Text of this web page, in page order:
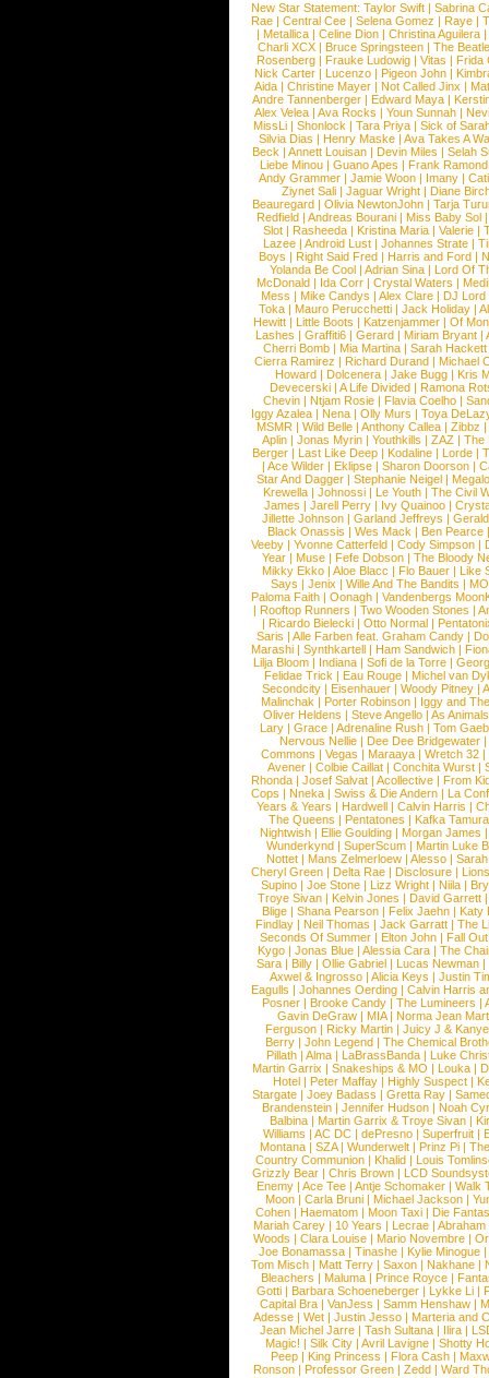
New Star Statement: Taylor Swift | Sabrina
Rae |Central Cee |Selena Gomez |Raye |
| Metallica | Celine Dion | Christina Aguilera |
Charli XCX |Bruce Springsteen |The
Rosenberg | Frauke Ludowig | Vitas | Frida
Nick Carter | Lucenzo | Pigeon John |
Aida |Christine Mayer |Not Called Jinx |
Andre Tannenberger | Edward Maya |
Alex Velea | Ava Rocks | Youn Sunnah |
MissLi | Shonlock | Tara Priya | Sick of
Silvia Dias |Henry Maske |Ava Takes A
Beck |Annett Louisan |Devin Miles |Selah
Liebe Minou |Guano Apes |Frank Ramond
Andy Grammer |Jamie Woon | Imany |
Ziynet Sali |Jaguar Wright |Diane
Beauregard |Olivia NewtonJohn |Tarja
Redfield | Andreas Bourani | Miss Baby Sol
Slot | Rasheeda | Kristina Maria | Valerie |
Lazee | Android Lust | Johannes Strate |
Boys | Right Said Fred | Harris and Ford |
Yolanda Be Cool |Adrian Sina |Lord Of
McDonald | Ida Corr |Crystal Waters |
Mess | Mike Candys | Alex Clare | DJ Lord
Toka | Mauro Perucchetti | Jack Holiday |
Hewitt |Little Boots |Katzenjammer |Of
Lashes |Graffiti6 |Gerard |Miriam Bryant |
Cherri Bomb | Mia Martina | Sarah Hackett
Cierra Ramirez | Richard Durand | Michael
Howard |Dolcenera |Jake Bugg |Kris
Devecerski |A Life Divided |Ramona
Chevin |Ntjam Rosie |Flavia Coelho |
Iggy Azalea | Nena | Olly Murs | Toya
MSMR |Wild Belle |Anthony Callea |Zibbz
Aplin | Jonas Myrin | Youthkills | ZAZ | The
Berger |Last Like Deep |Kodaline |Lorde |
|Ace Wilder |Eklipse |Sharon Doorson |
Star And Dagger | Stephanie Neigel |
Krewella | Johnossi | Le Youth | The Civil
James | Jarell Perry | Ivy Quainoo |
Jillette Johnson | Garland Jeffreys |
Black Onassis | Wes Mack | Ben Pearce
Veeby | Yvonne Catterfeld | Cody Simpson |
Year |Muse |Fefe Dobson |The Bloody
Mikky Ekko | Aloe Blacc | Flo Bauer | Like
Says | Jenix | Wille And The Bandits | MO
Paloma Faith |Oonagh |Vandenbergs
|Rooftop Runners |Two Wooden Stones |
| Ricardo Bielecki | Otto Normal |
Saris | Alle Farben feat. Graham Candy |
Marashi | Synthkartell | Ham Sandwich |
Lilja Bloom | Indiana | Sofi de la Torre |
Felidae Trick | Eau Rouge | Michel van
Secondcity |Eisenhauer |Woody Pitney |
Malinchak |Porter Robinson | Iggy and
Oliver Heldens |Steve Angello |As Animals
Lary | Grace | Adrenaline Rush | Tom
Nervous Nellie | Dee Dee Bridgewater |
Commons |Vegas |Maraaya |Wretch 32 |
Avener | Colbie Caillat | Conchita Wurst |
Rhonda | Josef Salvat | Acollective | From
Cops | Nneka | Swiss & Die Andern | La
Years & Years |Hardwell |Calvin Harris |
The Queens | Pentatones | Kafka Tamura
Nightwish |Ellie Goulding |Morgan James
Wunderkynd | SuperScum | Martin Luke
Nottet |Mans Zelmerloew |Alesso |
Cheryl Green |Delta Rae |Disclosure |
Supino |Joe Stone |Lizz Wright |Niila |
Troye Sivan | Kelvin Jones | David Garrett
Blige | Shana Pearson | Felix Jaehn | Katy
Findlay |Neil Thomas |Jack Garratt |The
Seconds Of Summer |Elton John |Fall
Kygo |Jonas Blue |Alessia Cara |The
Sara |Billy |Ollie Gabriel |Lucas Newman |
Axwel & Ingrosso | Alicia Keys | Justin
Eagulls |Johannes Oerding |Calvin Harris
Posner |Brooke Candy |The Lumineers |
Gavin DeGraw | MIA| Norma Jean
Ferguson | Ricky Martin | Juicy J &
Berry | John Legend | The Chemical
Pillath |Alma |LaBrassBanda |Luke
Martin Garrix | Snakeships & MO | Louka |
Hotel | Peter Maffay | Highly Suspect |
Stargate |Joey Badass |Gretta Ray |
Brandenstein |Jennifer Hudson |Noah
Balbina | Martin Garrix & Troye Sivan |
Williams |AC DC |dePresno |Superfruit |
Montana |SZA|Wunderwelt |Prinz Pi |
Country Communion | Khalid | Louis
Grizzly Bear | Chris Brown | LCD
Enemy | Ace Tee | Antje Schomaker | Walk
Moon |Carla Bruni |Michael Jackson |
Cohen |Haematom |Moon Taxi |Die
Mariah Carey | 10 Years | Lecrae | Abraham
Woods |Clara Louise |Mario Novembre |
Joe Bonamassa | Tinashe | Kylie Minogue |
Tom Misch |Matt Terry |Saxon |Nakhane |
Bleachers | Maluma | Prince Royce |
Gotti |Barbara Schoeneberger |Lykke Li |
Capital Bra |VanJess |Samm Henshaw |
Adesse |Wet |Justin Jesso |Marteria and
Jean Michel Jarre |Tash Sultana | Ilira |
Magic! | Silk City | Avril Lavigne | Shotty
Peep |King Princess |Flora Cash |
Ronson |Professor Green |Zedd |Ward